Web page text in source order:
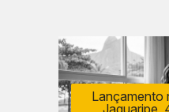
Lançamento
Jaguaripe,